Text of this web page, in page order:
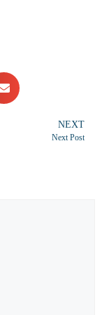
NEXT
Next Post